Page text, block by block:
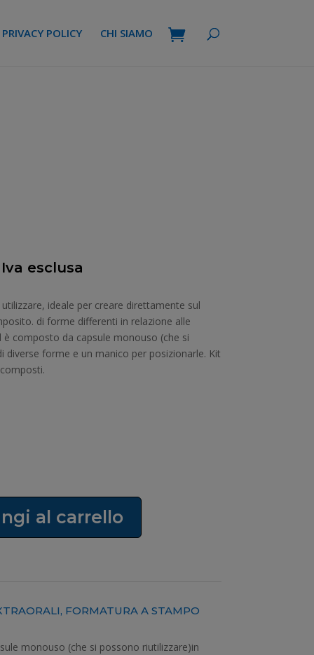
PRIVACY POLICY CHI SIAMO
€.
esclusa
ideale per creare direttamente sul
di forme differenti in relazione alle
è composto da capsule monouso (che si
diverse forme e un manico per posizionarle. Kit
al carrello
, FORMATURA A STAMPO
monouso (che si possono riutilizzare)in